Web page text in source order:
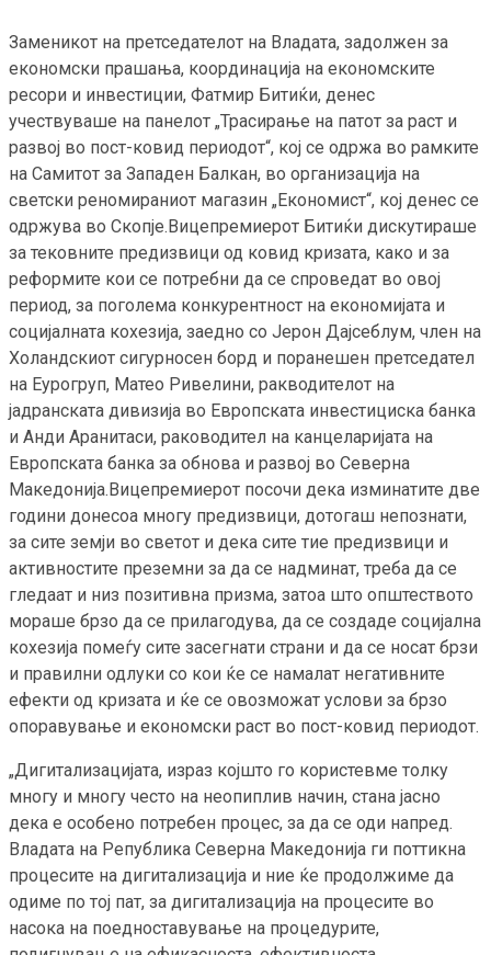
Заменикот на претседателот на Владата, задолжен за
економски прашања, координација на економските
ресори и инвестиции, Фатмир Битиќи, денес
учествуваше на панелот „Трасирање на патот за раст и
развој во пост-ковид периодот“, кој се одржа во рамките
на Самитот за Западен Балкан, во организација на
светски реномираниот магазин „Економист“, кој денес се
одржува во Скопје.Вицепремиерот Битиќи дискутираше
за тековните предизвици од ковид кризата, како и за
реформите кои се потребни да се спроведат во овој
период, за поголема конкурентност на економијата и
социјалната кохезија, заедно со Јерон Дајсеблум, член на
Холандскиот сигурносен борд и поранешен претседател
на Еурогруп, Матео Ривелини, ракводителот на
јадранската дивизија во Европската инвестициска банка
и Анди Аранитаси, раководител на канцеларијата на
Европската банка за обнова и развој во Северна
Македонија.Вицепремиерот посочи дека изминатите две
години донесоа многу предизвици, дотогаш непознати,
за сите земји во светот и дека сите тие предизвици и
активностите преземни за да се надминат, треба да се
гледаат и низ позитивна призма, затоа што општеството
мораше брзо да се прилагодува, да се создаде социјална
кохезија помеѓу сите засегнати страни и да се носат брзи
и правилни одлуки со кои ќе се намалат негативните
ефекти од кризата и ќе се овозможат услови за брзо
опоравување и економски раст во пост-ковид периодот.
„Дигитализацијата, израз којшто го користевме толку
многу и многу често на неопиплив начин, стана јасно
дека е особено потребен процес, за да се оди напред.
Владата на Република Северна Македонија ги поттикна
процесите на дигитализација и ние ќе продолжиме да
одиме по тој пат, за дигитализација на процесите во
насока на поедноставување на процедурите,